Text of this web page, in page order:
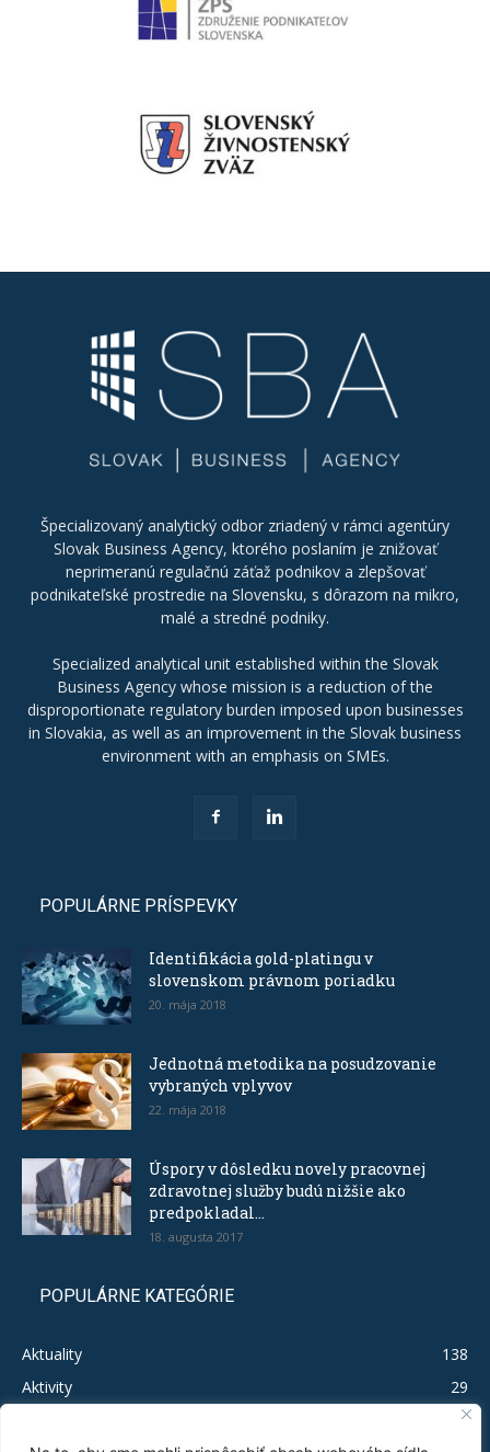
Špecializovaný analytický odbor zriadený v rámci agentúry
Slovak Business Agency, ktorého poslaním je znižovať
neprimeranú regulačnú záťaž podnikov a zlepšovať
podnikateľské prostredie na Slovensku, s dôrazom na mikro,
malé a stredné podniky.
Specialized analytical unit established within the Slovak
Business Agency whose mission is a reduction of the
disproportionate regulatory burden imposed upon businesses
in Slovakia, as well as an improvement in the Slovak business
environment with an emphasis on SMEs.
POPULÁRNE PRÍSPEVKY
Identifikácia gold-platingu v
slovenskom právnom poriadku
20. mája 2018
Jednotná metodika na posudzovanie
vybraných vplyvov
22. mája 2018
Úspory v dôsledku novely pracovnej
zdravotnej služby budú nižšie ako
predpokladal...
18. augusta 2017
POPULÁRNE KATEGÓRIE
Aktuality
138
Aktivity
29
19